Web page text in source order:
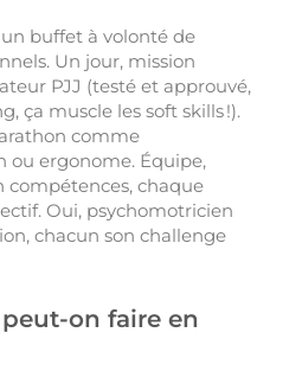
un buffet à volonté de
Un jour, mission
PJJ (testé et approuvé,
ça muscle les soft skills !).
comme
ou ergonome. Équipe,
compétences, chaque
Oui, psychomotricien
chacun son challenge
on faire en